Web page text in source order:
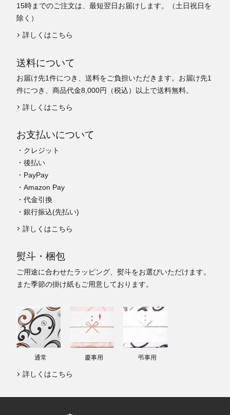
15時までのご注文は、最短翌日お届けします。（土日祝日を
除く）
詳しくはこちら
送料について
お届け先1件につき、送料をご負担いただきます。お届け先1
件につき、商品代金8,000円（税込）以上で送料無料。
詳しくはこちら
お支払いについて
・クレジット
・後払い
・PayPay
・Amazon Pay
・代金引換
・銀行振込(先払い)
詳しくはこちら
熨斗・梱包
ご用途に合わせたラッピング、熨斗をお選びいただけます。
また季節の掛け紙もご用意しております。
通常 慶事用 弔事用
詳しくはこちら